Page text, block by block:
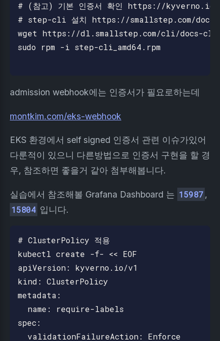
# (참고) 기본 인증서 확인 https://
# step-cli 설치 https://smallstep.com/
wget https://dl.smallstep.com/cli/docs-
sudo rpm -i step-cli_amd64.rpm
admission webhook에는 인증서가 필요로하는데
montkim.com/eks-webhook
EKS 환경에서 self signed 인증서 관련 이슈가있어
다룬적이 있으니 다른방법으로 인증서 구현을 할 경
우, 참조하면 좋을거 같아 첨부해봅니다.
실습에서 참조해볼 Grafana Dashboard 는 15987,
15804 입니다.
# ClusterPolicy 적용
kubectl create -f- << EOF
apiVersion: kyverno.io/v1
kind: ClusterPolicy
metadata:
  name: require-labels
spec:
  validationFailureAction: Enforce